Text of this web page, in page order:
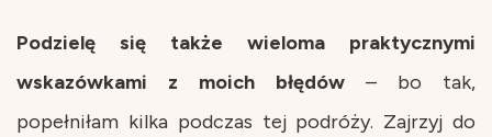
Podzielę się także wieloma praktycznymi
wskazówkami z moich błędów – bo tak,
popełniłam kilka podczas tej podróży. Zajrzyj do